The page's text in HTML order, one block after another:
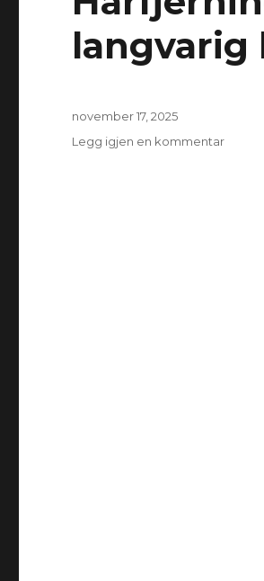
langvarig
Publisert
november 17, 2025
Legg igjen en kommentartil